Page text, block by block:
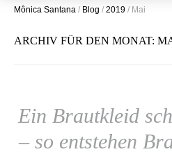
Mônica Santana / Blog / 2019 / Mai
ARCHIV FÜR DEN MONAT:
Ein Brautkleid
– so entstehen